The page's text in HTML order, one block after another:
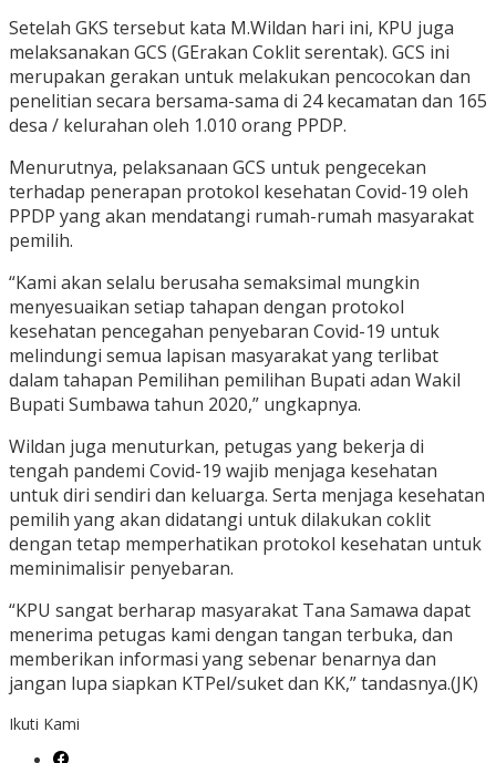
Setelah GKS tersebut kata M.Wildan hari ini, KPU juga
melaksanakan GCS (GErakan Coklit serentak). GCS ini
merupakan gerakan untuk melakukan pencocokan dan
penelitian secara bersama-sama di 24 kecamatan dan 165
desa / kelurahan oleh 1.010 orang PPDP.
Menurutnya, pelaksanaan GCS untuk pengecekan
terhadap penerapan protokol kesehatan Covid-19 oleh
PPDP yang akan mendatangi rumah-rumah masyarakat
pemilih.
“Kami akan selalu berusaha semaksimal mungkin
menyesuaikan setiap tahapan dengan protokol
kesehatan pencegahan penyebaran Covid-19 untuk
melindungi semua lapisan masyarakat yang terlibat
dalam tahapan Pemilihan pemilihan Bupati adan Wakil
Bupati Sumbawa tahun 2020,” ungkapnya.
Wildan juga menuturkan, petugas yang bekerja di
tengah pandemi Covid-19 wajib menjaga kesehatan
untuk diri sendiri dan keluarga. Serta menjaga kesehatan
pemilih yang akan didatangi untuk dilakukan coklit
dengan tetap memperhatikan protokol kesehatan untuk
meminimalisir penyebaran.
“KPU sangat berharap masyarakat Tana Samawa dapat
menerima petugas kami dengan tangan terbuka, dan
memberikan informasi yang sebenar benarnya dan
jangan lupa siapkan KTPel/suket dan KK,” tandasnya.(JK)
Ikuti Kami